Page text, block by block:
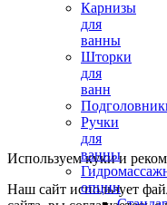
Карнизы
для
ванны
Шторки
для
ванн
Ручки
для
ванны
опции
Используем куки и
Наш сайт использует